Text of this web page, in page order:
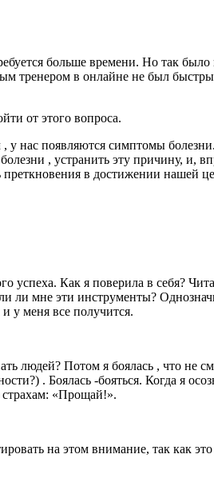
больше времени. Но так было
тренером в онлайне не был
от этого вопроса.
нас появляются симптомы
, устранить эту причину, и,
в достижении нашей
успеха. Как я поверила в себя?
ли мне эти инструменты?
у меня все получится.
людей? Потом я боялась , что не
. Боялась -бояться. Когда я
страхам: «Прощай!».
на этом внимание, так как